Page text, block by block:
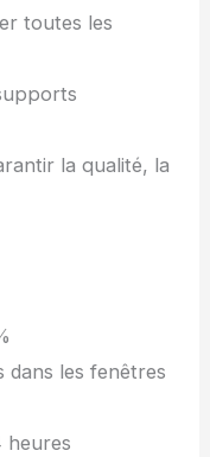
toutes les
la qualité, la
dans les fenêtres
heures